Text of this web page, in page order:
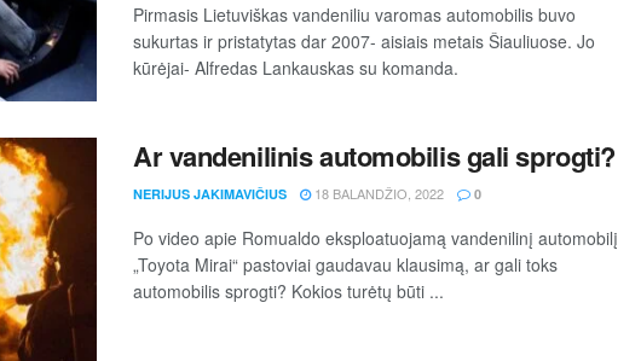
Pirmasis Lietuviškas vandeniliu varomas automobilis buvo
sukurtas ir pristatytas dar 2007- aisiais metais Šiauliuose. Jo
kūrėjai- Alf­re­das Lan­kaus­kas su komanda.
Ar vandenilinis automobilis gali sprogti?
NERIJUS JAKIMAVIČIUS 18 BALANDŽIO, 2022 0
Po video apie Romualdo eksploatuojamą vandenilinį automobilį
„Toyota Mirai“ pastoviai gaudavau klausimą, ar gali toks
automobilis sprogti? Kokios turėtų būti ...